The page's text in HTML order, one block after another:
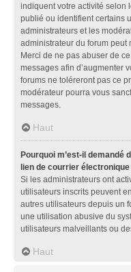
indiquent votre activité selon
publié ou identifient certains
administrateurs et les
administrateur du forum peut
Merci de ne pas abuser de
messages afin d’augmenter
forums ne toléreront pas ce
modérateur pourra vous
messages.
Haut
Pourquoi m’est-il demandé
lien de courrier électronique
Si les administrateurs ont
utilisateurs inscrits peuvent
autres utilisateurs depuis un
une utilisation abusive du
utilisateurs malveillants ou
Haut